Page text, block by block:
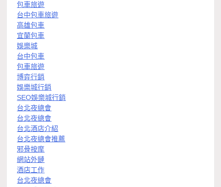
包車旅遊
台中包車旅遊
高雄包車
宜蘭包車
娛樂城
台中包車
包車旅遊
博弈行銷
娛樂城行銷
SEO娛樂城行銷
台北夜總會
台北夜總會
台北酒店介紹
台北夜總會推薦
邪骨按摩
網站外鏈
酒店工作
台北夜總會